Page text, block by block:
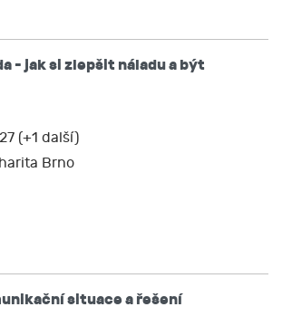
zpracovává, žádat si kopii těchto
aktualizovat nebo opravit,
údajů,
- jak si zlepšit náladu a být
(+1 další)
Brno
situace a řešení